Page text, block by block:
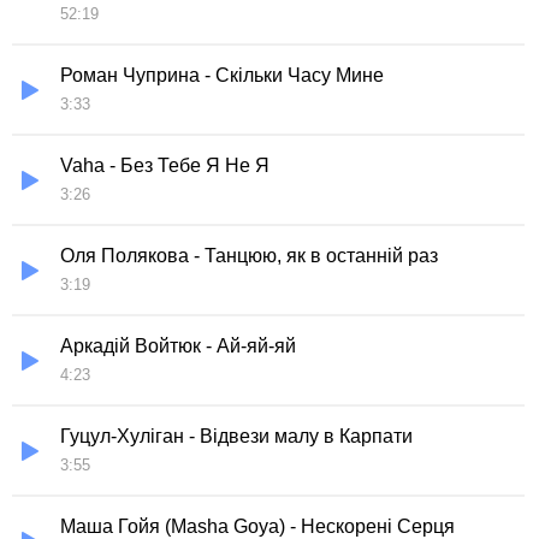
52:19
Роман Чуприна - Скільки Часу Мине
3:33
Vaha - Без Тебе Я Не Я
3:26
Оля Полякова - Танцюю, як в останній раз
3:19
Аркадій Войтюк - Ай-яй-яй
4:23
Гуцул-Хуліган - Відвези малу в Карпати
3:55
Маша Гойя (Masha Goya) - Нескорені Серця